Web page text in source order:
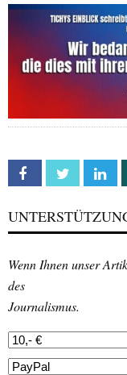
Facebook Twitter
Wenn Ihnen unser
des
Journalismus.